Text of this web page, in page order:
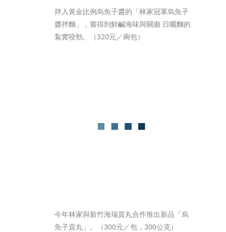
拌入黃金比例烏魚子醬的「林家冠軍烏魚子
醬拌麵」，嘗得到鮮鹹海味與關廟 日曬麵的
紮實咬勁。（320元／兩包）
今年林家與新竹海瑞貢丸合作推出新品「烏
魚子貢丸」。（300元／包，300公克）